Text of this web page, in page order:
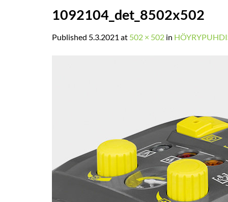
1092104_det_8502x502
Published 5.3.2021 at 502 × 502 in